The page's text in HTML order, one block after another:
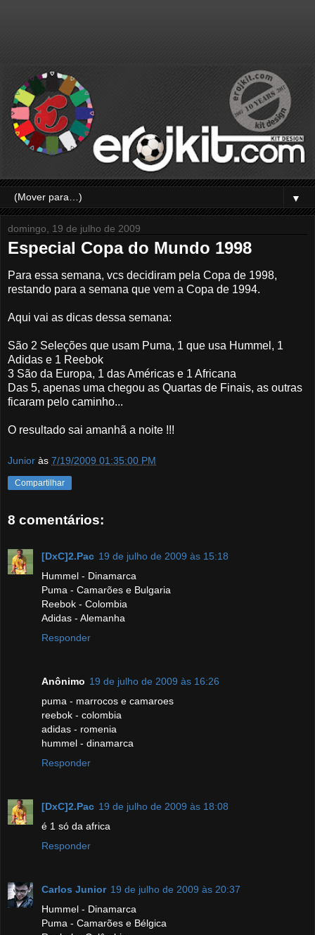
▼
domingo, 19 de julho de 2009
Especial Copa do Mundo 1998
Para essa semana, vcs decidiram pela Copa de 1998,
restando para a semana que vem a Copa de 1994.
Aqui vai as dicas dessa semana:
São 2 Seleções que usam Puma, 1 que usa Hummel, 1
Adidas e 1 Reebok
3 São da Europa, 1 das Américas e 1 Africana
Das 5, apenas uma chegou as Quartas de Finais, as outras
ficaram pelo caminho...
O resultado sai amanhã a noite !!!
Junior às 7/19/2009 01:35:00 PM
Compartilhar
8 comentários:
[DxC]2.Pac 19 de julho de 2009 às 15:18
Hummel - Dinamarca
Puma - Camarões e Bulgaria
Reebok - Colombia
Adidas - Alemanha
Responder
Anônimo 19 de julho de 2009 às 16:26
puma - marrocos e camaroes
reebok - colombia
adidas - romenia
hummel - dinamarca
Responder
[DxC]2.Pac 19 de julho de 2009 às 18:08
é 1 só da africa
Responder
Carlos Junior 19 de julho de 2009 às 20:37
Hummel - Dinamarca
Puma - Camarões e Bélgica